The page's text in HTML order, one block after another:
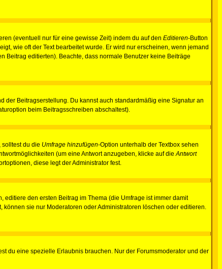
(eventuell nur für eine gewisse Zeit) indem du auf den Editieren-Button
wie oft der Text bearbeitet wurde. Er wird nur erscheinen, wenn jemand
Beitrag editierten). Beachte, dass normale Benutzer keine Beiträge
der Beitragserstellung. Du kannst auch standardmäßig eine Signatur an
beim Beitragsschreiben abschaltest).
solltest du die Umfrage hinzufügen-Option unterhalb der Textbox sehen
(um eine Antwort anzugeben, klicke auf dieAntwort
diese legt der Administrator fest.
den ersten Beitrag im Thema (die Umfrage ist immer damit
sie nur Moderatoren oder Administratoren löschen oder editieren.
du eine spezielle Erlaubnis brauchen. Nur der Forumsmoderator und der